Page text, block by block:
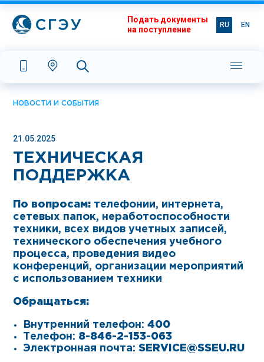
RU EN
Подать документы
на поступление
НОВОСТИ И СОБЫТИЯ
21.05.2025
ТЕХНИЧЕСКАЯ
ПОДДЕРЖКА
По вопросам: телефонии, интернета,
сетевых папок, неработоспособности
техники, всех видов учетных записей,
технического обеспечения учебного
процесса, проведения видео
конференций, организации мероприятий
с использованием техники
Обращаться:
Внутренний телефон: 400
Телефон: 8-846-2-153-063
Электронная почта: SERVICE@SSEU.RU